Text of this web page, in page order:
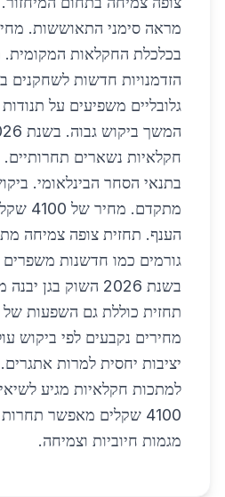
מראה סימני התאוששות.
בכלכלת החקלאות המקומית.
הזדמנויות חדשות לשחקנים
גלובליים משפיעים על
חקלאיות נשארים תחרותיים.
בתנאי הסחר הבינלאומי.
מתקדם.
גורמים כמו חדשנות
בשנת 2026 השוק בגן
תחזית כוללת גם השפעות
מחירים נקבעים לפי ביקוש
למתכות חקלאיות מגיע
4100 שקלים מאפשר
מגמות חיוביות וצמיחה.